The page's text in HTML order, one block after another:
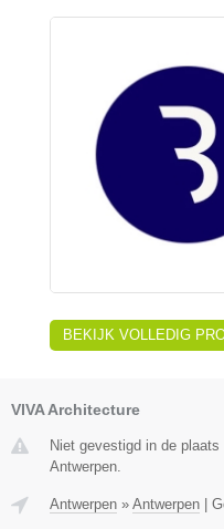
BEKIJK VOLLEDIG
VIVA Architecture
Niet gevestigd in de
Antwerpen.
Antwerpen » Antwerpen